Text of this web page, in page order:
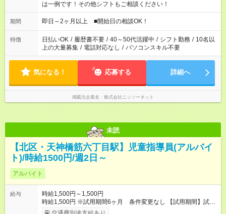
は一例です！その他シフトもご相談ください！
期間 即日～2ヶ月以上 ■開始日の相談OK！
特徴 日払いOK / 履歴書不要 / 40～50代活躍中 / シフト勤務 / 10名以
上の大量募集 / 電話対応なし / パソコンスキル不要
気になる！ 応募する 詳細へ
掲載元企業名 株式会社ニッソーネット
未読
【北区・天神橋筋六丁目駅】児童指導員(アルバイ
ト)/時給1500円/週2日～
アルバイト
給与
時給1,500円～1,500円
時給1,500円 ※試用期間6ヶ月 条件変更なし 【試用期間】試用
期間あり 試用期間の長さ：6ヶ月 雇用形態、給与は本採用時と